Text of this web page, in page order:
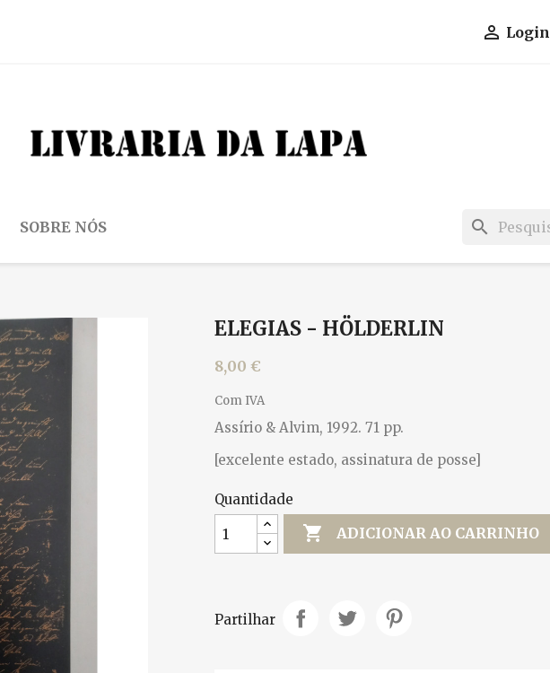
 Login
SOBRE NÓS search
ELEGIAS - HÖLDERLIN
8,00 €
Com IVA
Assírio & Alvim, 1992. 71 pp.
[excelente estado, assinatura de posse]
Quantidade
 ADICIONAR AO CARRINHO
Partilhar